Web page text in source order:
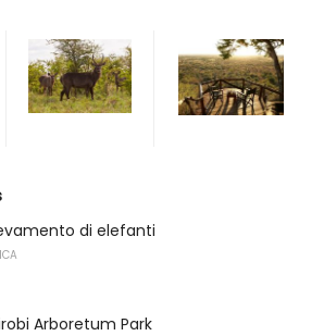
di elefanti
Arboretum Park